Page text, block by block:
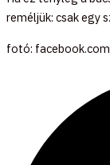
reméljük: csak egy
fotó: